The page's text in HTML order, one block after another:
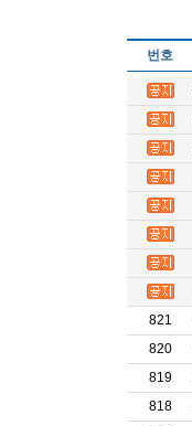
번호
821
820
819
818